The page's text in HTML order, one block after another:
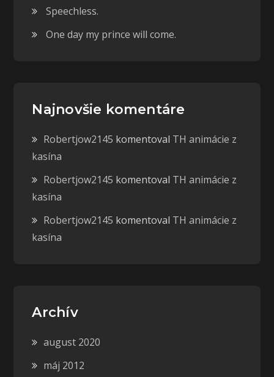
Speechless.
One day my prince will come.
Najnovšie komentáre
Robertjow2145 komentoval TH animácie z
kasína
Robertjow2145 komentoval TH animácie z
kasína
Robertjow2145 komentoval TH animácie z
kasína
Archív
august 2020
máj 2012